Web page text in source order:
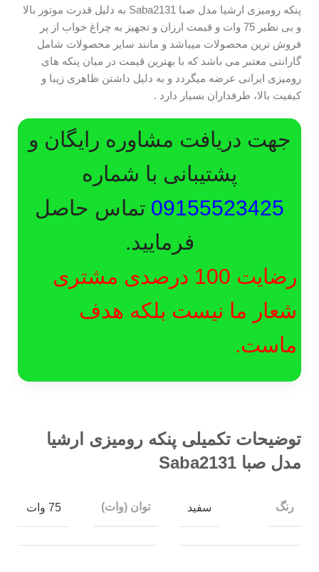
پنکه رومیزی ارشیا مدل صبا Saba2131 به دلیل قدرت موتور بالا
و بی نظیر 75 وات و قیمت ارزان و تجهیز به چراغ خواب از پر
فروش ترین محصولات میباشد و مانند سایر محصولات شامل
گارانتی معتبر می باشد که با بهترین قیمت در میان پنکه های
رومیزی ایرانی عرضه میگردد و به دلیل داشتن ظاهری زیبا و
کیفیت بالا، طرفداران بسیار دارد .
جهت دریافت مشاوره رایگان و
پشتیبانی با شماره
09155523425 تماس حاصل
فرمایید.
رضایت 100 درصدی مشتری
شعار ما نیست بلکه هدف
ماست.
توضیحات تکمیلی پنکه رومیزی ارشیا
مدل صبا Saba2131
رنگ سفید توان (وات) 75 وات